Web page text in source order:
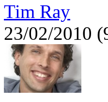
Tim Ray
23/02/2010